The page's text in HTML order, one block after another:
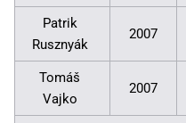
Patrik
Rusznyák
2007
Tomáš
Vajko
2007